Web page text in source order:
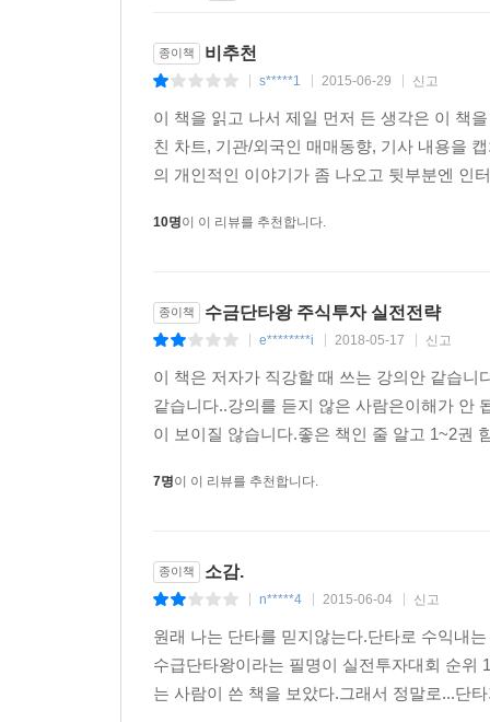
종이책 비추천
s*****1 | 2015-06-29 | 신고
이 책을 읽고 나서 제일 먼저 든 생각은 이 책
친 차트, 기관/외국인 매매동향, 기사 내용을
종이책 수금단타왕 주식투자 실전전략
| e********i | 2018-05-17 | 신고
이 책은 저자가 직강할 때 쓰는 강의안 같습
같습니다..강의를 듣지 않은 사람은이해가 안
종이책 소감.
| n*****4 | 2015-06-04 | 신고
원래 나는 단타를 믿지않는다.단타로 수익내
수급단타왕이라는 필명이 실전투자대회 순위